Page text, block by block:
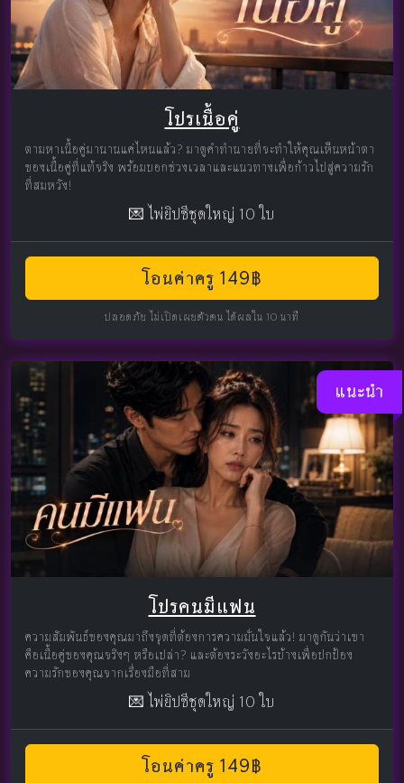
โปรเนื้อคู่
ตามหาเนื้อคู่มานานแค่ไหนแล้ว? มาดูคำทำนายที่จะทำให้คุณเห็นหน้าตา
ของเนื้อคู่ที่แท้จริง พร้อมบอกช่วงเวลาและแนวทางเพื่อก้าวไปสู่ความรัก
ที่สมหวัง!
💌 ไพ่ยิปซีชุดใหญ่ 10 ใบ
โอนค่าครู 149฿
ปลอดภัย ไม่เปิดเผยตัวตน ได้ผลใน 10 นาที
แนะนำ
โปรคนมีแฟน
ความสัมพันธ์ของคุณมาถึงจุดที่ต้องการความมั่นใจแล้ว! มาดูกันว่าเขา
คือเนื้อคู่ของคุณจริงๆ หรือเปล่า? และต้องระวังอะไรบ้างเพื่อปกป้อง
ความรักของคุณจากเรื่องมือที่สาม
💌 ไพ่ยิปซีชุดใหญ่ 10 ใบ
โอนค่าครู 149฿